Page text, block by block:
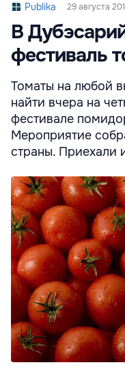
Publika 29 августа
В
фестиваль
Томаты на любой
найти вчера на
фестивале
Мероприятие
страны. Приехали